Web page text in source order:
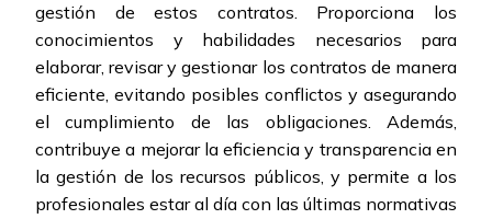
gestión de estos contratos. Proporciona los
conocimientos y habilidades necesarios para
elaborar, revisar y gestionar los contratos de manera
eficiente, evitando posibles conflictos y asegurando
el cumplimiento de las obligaciones. Además,
contribuye a mejorar la eficiencia y transparencia en
la gestión de los recursos públicos, y permite a los
profesionales estar al día con las últimas normativas